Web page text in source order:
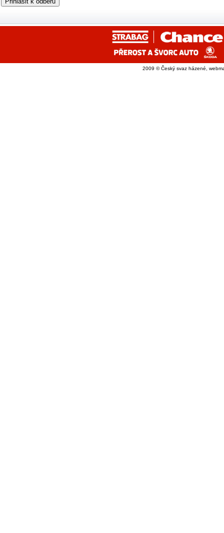
2009 © Český svaz házené,